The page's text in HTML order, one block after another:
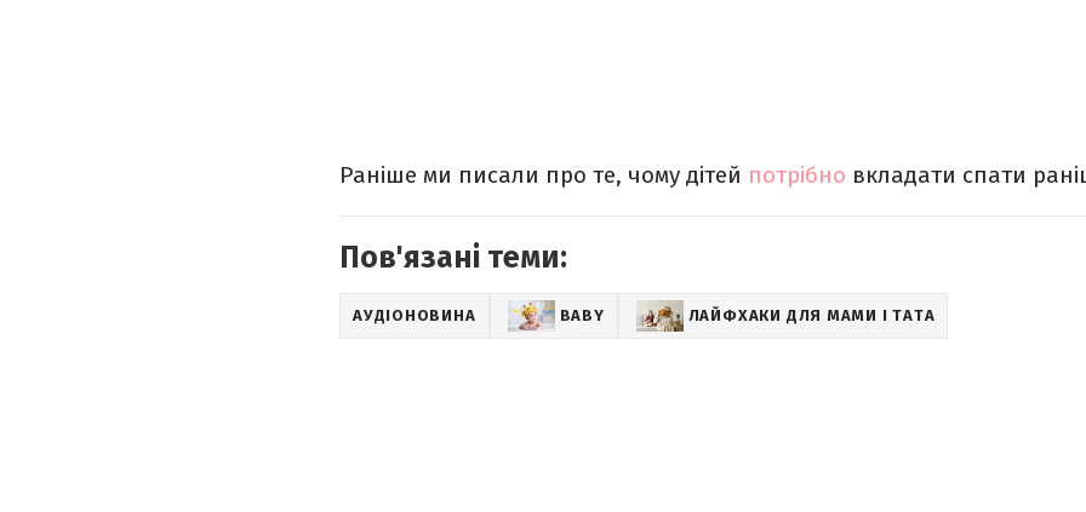
Раніше ми писали про те, чому дітей потрібно вкладати спати
Пов'язані теми:
АУДІОНОВИНА BABY ЛАЙФХАКИ ДЛЯ МАМИ І ТАТА